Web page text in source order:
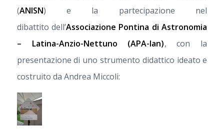
(ANISN) e la partecipazione nel
dibattito dell’Associazione Pontina di Astronomia
– Latina-Anzio-Nettuno (APA-lan), con la
presentazione di uno strumento didattico ideato e
costruito da Andrea Miccoli: